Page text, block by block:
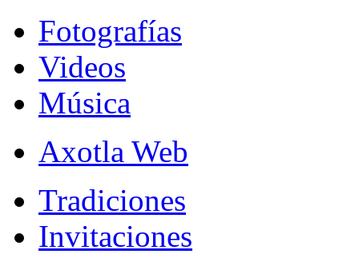
Fotografías
Videos
Música
Axotla Web
Tradiciones
Invitaciones